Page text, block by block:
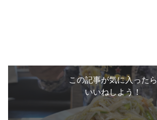
この記事が気に入ったら
いいねしよう！